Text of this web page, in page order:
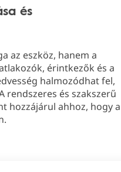
és
az eszköz, hanem a
érintkezők és a
halmozódhat fel,
rendszeres és szakszerű
hozzájárul ahhoz, hogy a